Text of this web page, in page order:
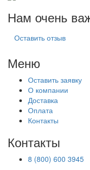
Нам очень
Оставить отзыв
Меню
Оставить заявку
О компании
Доставка
Оплата
Контакты
Контакты
8 (800) 600 3945